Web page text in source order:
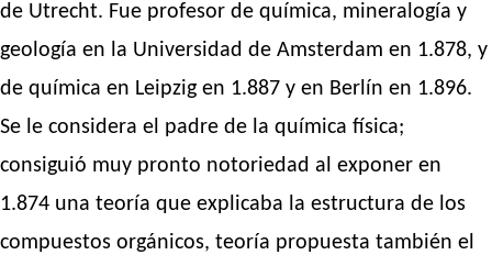
de Utrecht. Fue profesor de química, mineralogía y
geología en la Universidad de Amsterdam en 1.878, y
de química en Leipzig en 1.887 y en Berlín en 1.896.
Se le considera el padre de la química física;
consiguió muy pronto notoriedad al exponer en
1.874 una teoría que explicaba la estructura de los
compuestos orgánicos, teoría propuesta también el